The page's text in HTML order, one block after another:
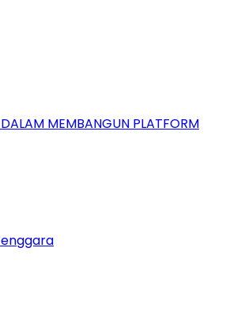
MEMBANGUN PLATFORM